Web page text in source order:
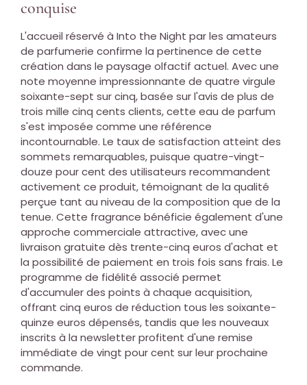
conquise
L'accueil réservé à Into the Night par les amateurs
de parfumerie confirme la pertinence de cette
création dans le paysage olfactif actuel. Avec une
note moyenne impressionnante de quatre virgule
soixante-sept sur cinq, basée sur l'avis de plus de
trois mille cinq cents clients, cette eau de parfum
s'est imposée comme une référence
incontournable. Le taux de satisfaction atteint des
sommets remarquables, puisque quatre-vingt-
douze pour cent des utilisateurs recommandent
activement ce produit, témoignant de la qualité
perçue tant au niveau de la composition que de la
tenue. Cette fragrance bénéficie également d'une
approche commerciale attractive, avec une
livraison gratuite dès trente-cinq euros d'achat et
la possibilité de paiement en trois fois sans frais. Le
programme de fidélité associé permet
d'accumuler des points à chaque acquisition,
offrant cinq euros de réduction tous les soixante-
quinze euros dépensés, tandis que les nouveaux
inscrits à la newsletter profitent d'une remise
immédiate de vingt pour cent sur leur prochaine
commande.